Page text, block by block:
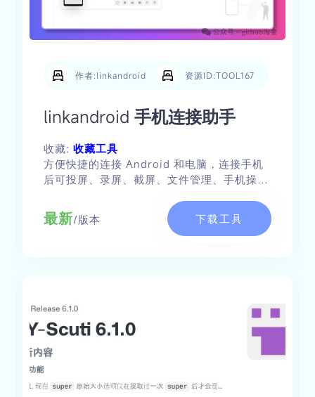
作者:linkandroid 资源ID:TOOL167
linkandroid 手机连接助手
收藏:收藏工具
方便快捷的连接 Android 和电脑，连接手机
后可投屏、录屏、截屏、文件管理、手机操作
最新/版本 下载工具